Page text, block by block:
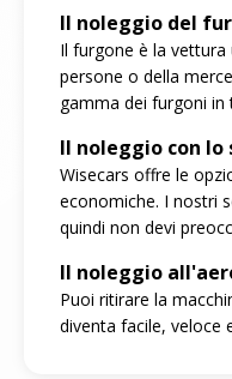
Il noleggio del
Il furgone è la
persone o della
gamma dei furgoni
Il noleggio con lo
Wisecars offre le
economiche. I nostri
quindi non devi
Il noleggio
Puoi ritirare la
diventa facile, veloce